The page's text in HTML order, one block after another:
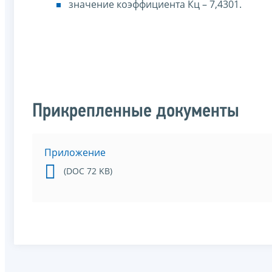
значение коэффициента Кц – 7,4301.
Прикрепленные документы
Приложение
(DOC 72 KB)